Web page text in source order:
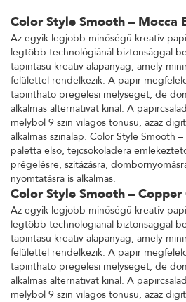
Color Style Smooth – Mocca
Az egyik legjobb minőségű kreatív
legtöbb technológiánál biztonsággal
tapintású kreatív alapanyag, amely
felülettel rendelkezik. A papír
tapintható prégelési mélységet, de
alkalmas alternatívát kínál. A
melyből 9 szín világos tónusú, azaz
alkalmas színalap. Color Style Smooth
paletta első, tejcsokoládéra
prégelésre, szitázásra,
nyomtatásra is alkalmas.
Color Style Smooth – Copper
Az egyik legjobb minőségű kreatív
legtöbb technológiánál biztonsággal
tapintású kreatív alapanyag, amely
felülettel rendelkezik. A papír
tapintható prégelési mélységet, de
alkalmas alternatívát kínál. A
melyből 9 szín világos tónusú, azaz